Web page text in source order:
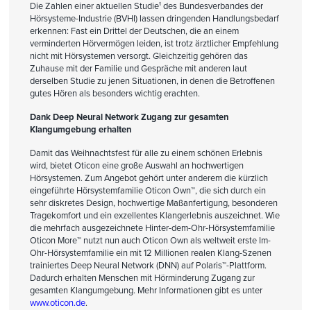
Die Zahlen einer aktuellen Studie¹ des Bundesverbandes der
Hörsysteme-Industrie (BVHI) lassen dringenden Handlungsbedarf
erkennen: Fast ein Drittel der Deutschen, die an einem
verminderten Hörvermögen leiden, ist trotz ärztlicher Empfehlung
nicht mit Hörsystemen versorgt. Gleichzeitig gehören das
Zuhause mit der Familie und Gespräche mit anderen laut
derselben Studie zu jenen Situationen, in denen die Betroffenen
gutes Hören als besonders wichtig erachten.
Dank Deep Neural Network Zugang zur gesamten
Klangumgebung erhalten
Damit das Weihnachtsfest für alle zu einem schönen Erlebnis
wird, bietet Oticon eine große Auswahl an hochwertigen
Hörsystemen. Zum Angebot gehört unter anderem die kürzlich
eingeführte Hörsystemfamilie Oticon Own™, die sich durch ein
sehr diskretes Design, hochwertige Maßanfertigung, besonderen
Tragekomfort und ein exzellentes Klangerlebnis auszeichnet. Wie
die mehrfach ausgezeichnete Hinter-dem-Ohr-Hörsystemfamilie
Oticon More™ nutzt nun auch Oticon Own als weltweit erste Im-
Ohr-Hörsystemfamilie ein mit 12 Millionen realen Klang-Szenen
trainiertes Deep Neural Network (DNN) auf Polaris™-Plattform.
Dadurch erhalten Menschen mit Hörminderung Zugang zur
gesamten Klangumgebung. Mehr Informationen gibt es unter
www.oticon.de.